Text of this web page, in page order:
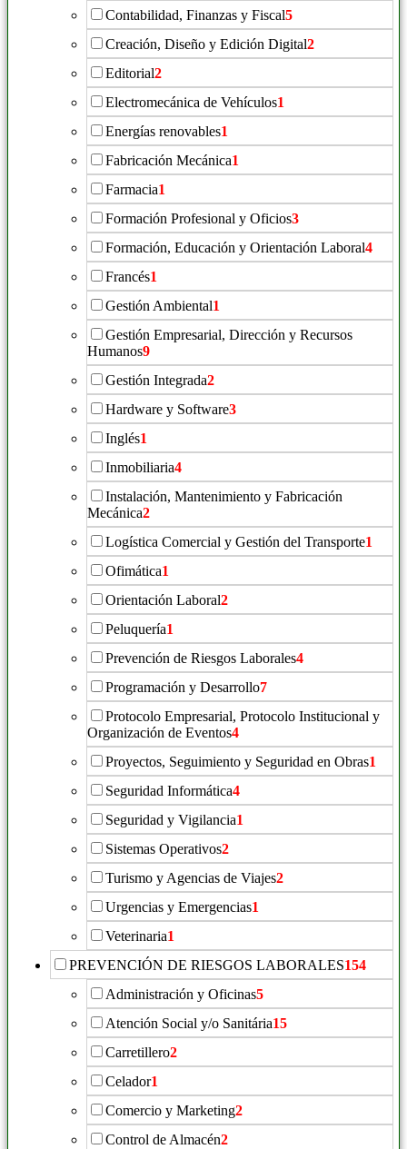
Contabilidad, Finanzas y Fiscal5
Creación, Diseño y Edición Digital2
Editorial2
Electromecánica de Vehículos1
Energías renovables1
Fabricación Mecánica1
Farmacia1
Formación Profesional y Oficios3
Formación, Educación y Orientación Laboral4
Francés1
Gestión Ambiental1
Gestión Empresarial, Dirección y Recursos
Humanos9
Gestión Integrada2
Hardware y Software3
Inglés1
Inmobiliaria4
Instalación, Mantenimiento y Fabricación
Mecánica2
Logística Comercial y Gestión del Transporte1
Ofimática1
Orientación Laboral2
Peluquería1
Prevención de Riesgos Laborales4
Programación y Desarrollo7
Protocolo Empresarial, Protocolo Institucional y
Organización de Eventos4
Proyectos, Seguimiento y Seguridad en Obras1
Seguridad Informática4
Seguridad y Vigilancia1
Sistemas Operativos2
Turismo y Agencias de Viajes2
Urgencias y Emergencias1
Veterinaria1
PREVENCIÓN DE RIESGOS LABORALES154
Administración y Oficinas5
Atención Social y/o Sanitária15
Carretillero2
Celador1
Comercio y Marketing2
Control de Almacén2